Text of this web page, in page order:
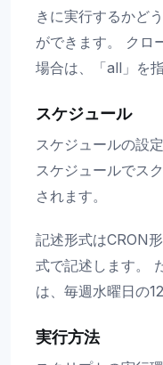
きに実行するかど
ができます。 クロ
場合は、「all」を
スケジュール
スケジュールの設
スケジュールでス
されます。
記述形式はCRON
式で記述します。
は、毎週水曜日の
実行方法